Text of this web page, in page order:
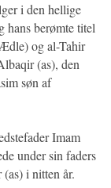
i den hellige
berømte titel
og al-Tahir
(as), den
søn af
Imam
under sin faders
i nitten år.